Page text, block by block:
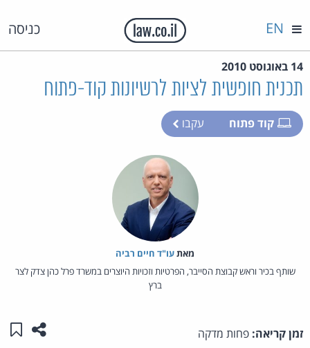
כניסה EN
14 באוגוסט 2010
תכנית חופשית לציות לרשיונות קוד-פתוח
קוד פתוח עקבו
מאת‏עו"ד חיים רביה
שותף בכיר וראש קבוצת הסייבר, הפרטיות וזכויות היוצרים במשרד פרל כהן צדק לצר
ברץ
זמן קריאה: פחות מדקה שתפו